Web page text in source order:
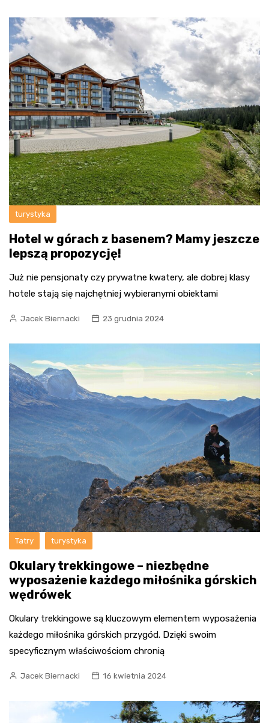
turystyka
Hotel w górach z basenem? Mamy jeszcze
lepszą propozycję!
Już nie pensjonaty czy prywatne kwatery, ale dobrej klasy
hotele stają się najchętniej wybieranymi obiektami
Jacek Biernacki 23 grudnia 2024
Tatry turystyka
Okulary trekkingowe – niezbędne
wyposażenie każdego miłośnika górskich
wędrówek
Okulary trekkingowe są kluczowym elementem wyposażenia
każdego miłośnika górskich przygód. Dzięki swoim
specyficznym właściwościom chronią
Jacek Biernacki 16 kwietnia 2024